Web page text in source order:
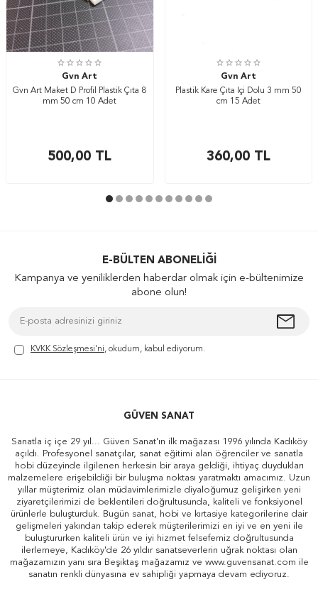
Gvn Art
Gvn Art Maket D Profil Plastik Çıta 8
mm 50 cm 10 Adet
500,00 TL
Gvn Art
Plastik Kare Çıta İçi Dolu 3 mm 50
cm 15 Adet
360,00TL
E-BÜLTEN ABONELIĞI
Kampanya ve yeniliklerden haberdar olmak için e-bültenimize
abone olun!
KVKK Sözleşmesi'ni, okudum, kabul ediyorum.
GÜVEN SANAT
Sanatla iç içe 29 yıl... Güven Sanat'ın ilk mağazası 1996 yılında Kadıköy
açıldı. Profesyonel sanatçılar, sanat eğitimi alan öğrenciler ve sanatla
hobi düzeyinde ilgilenen herkesin bir araya geldiği, ihtiyaç duydukları
malzemelere erişebildiği bir buluşma noktası yaratmaktı amacımız. Uzun
yıllar müşterimiz olan müdavimlerimizle diyaloğumuz gelişirken yeni
ziyaretçilerimizi de beklentileri doğrultusunda, kaliteli ve fonksiyonel
ürünlerle buluşturduk. Bugün sanat, hobi ve kırtasiye kategorilerine dair
gelişmeleri yakından takip ederek müşterilerimizi en iyi ve en yeni ile
buluştururken kaliteli ürün ve iyi hizmet felsefemiz doğrultusunda
ilerlemeye, Kadıköy'de 26 yıldır sanatseverlerin uğrak noktası olan
mağazamızın yanı sıra Beşiktaş mağazamız ve www.guvensanat.com ile
sanatın renkli dünyasına ev sahipliği yapmaya devam ediyoruz.